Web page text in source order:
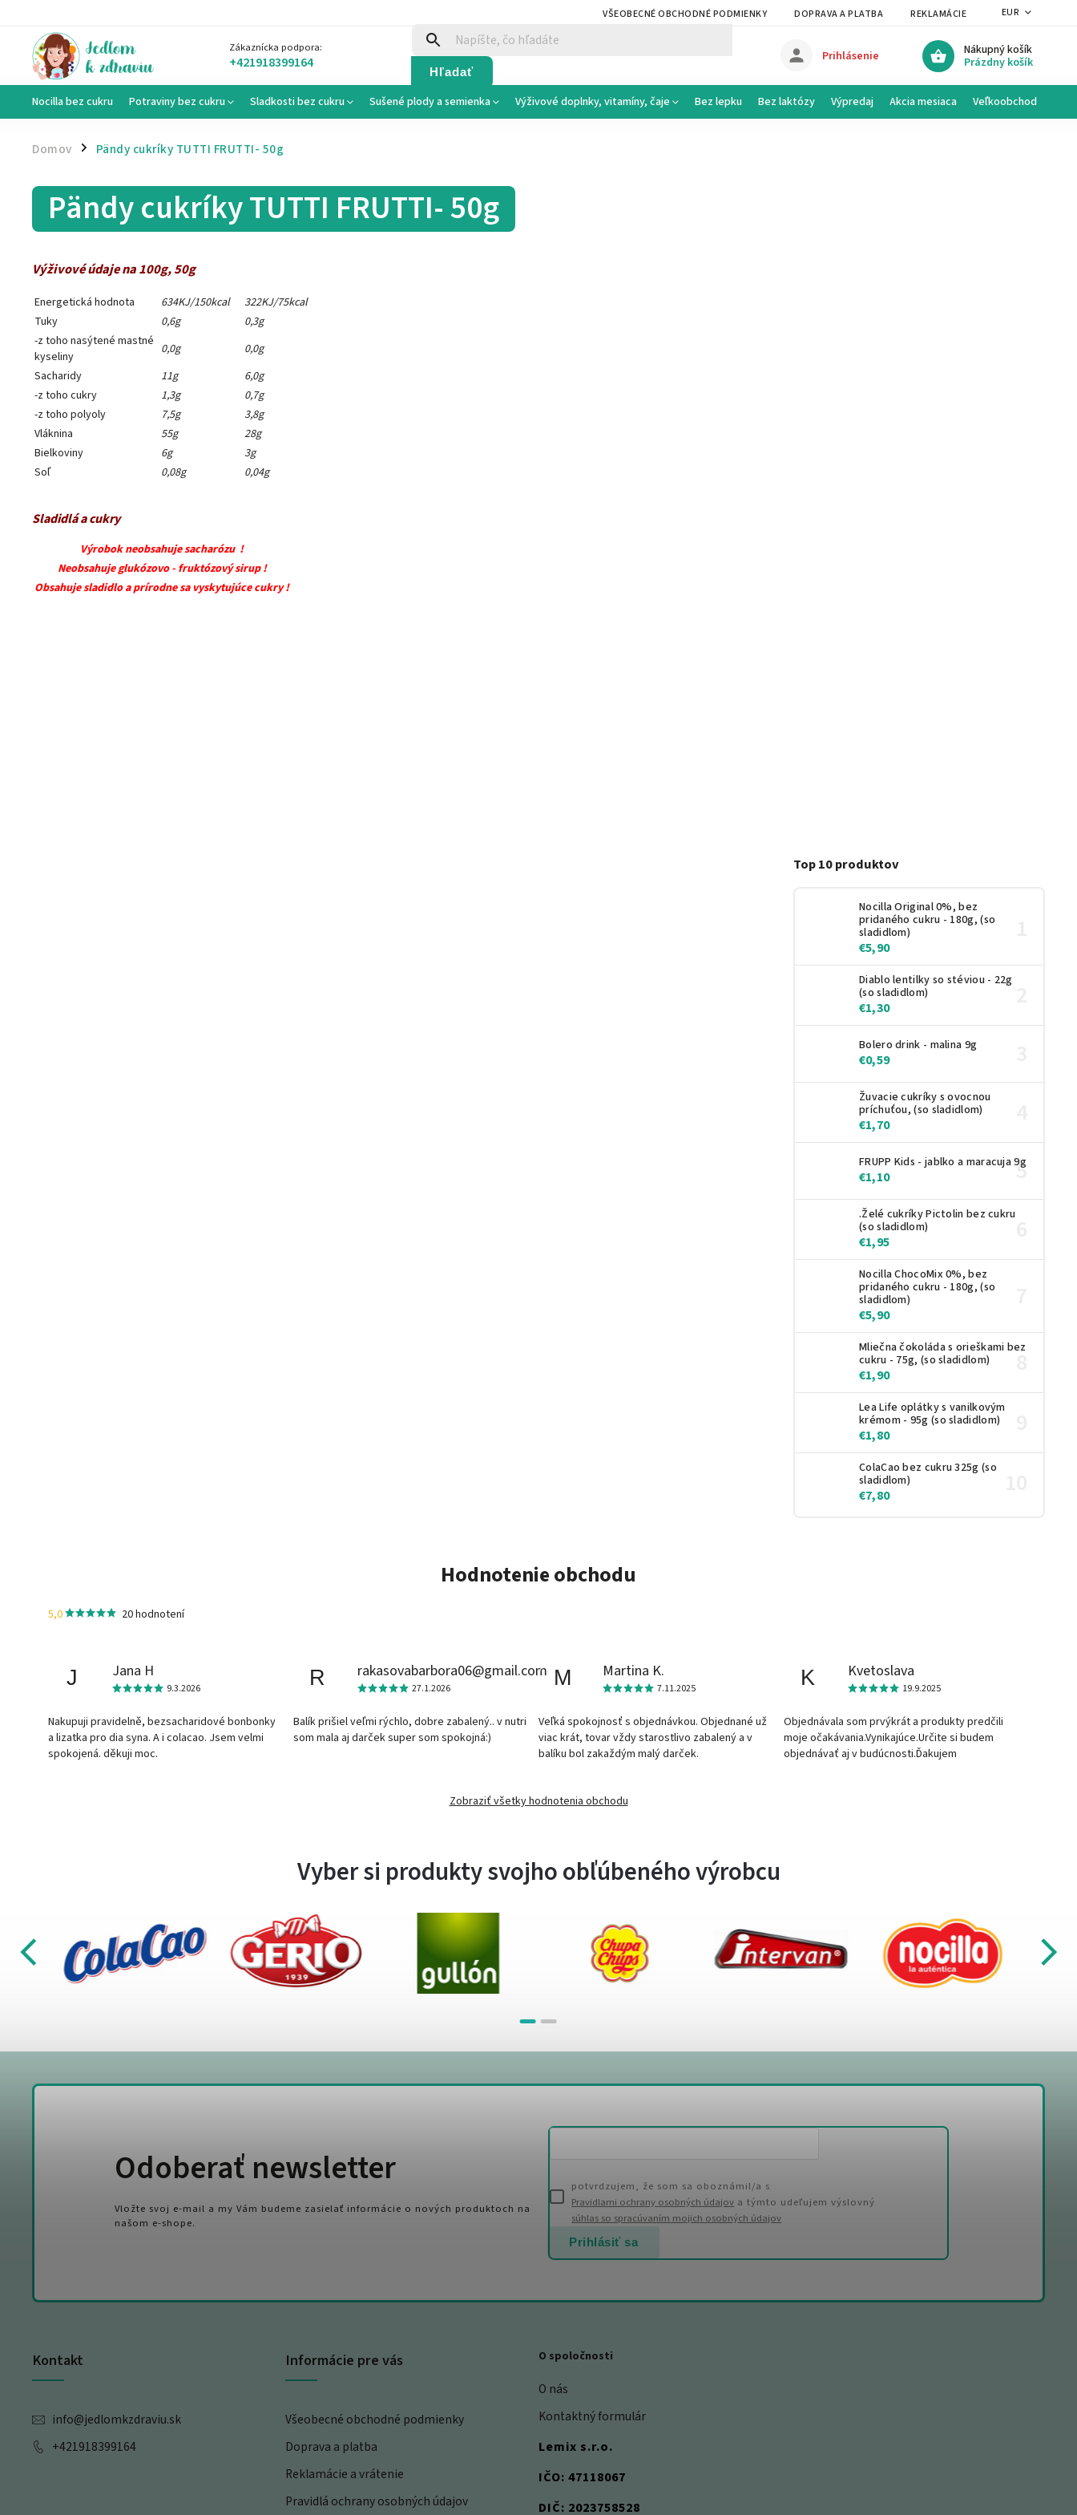
VŠEOBECNÉ OBCHODNÉ PODMIENKY DOPRAVA A PLATBA REKLAMÁCIE A VRÁTENIE
EUR
Zákaznícka podpora:
+421918399164 Hľadať
Nákupný košík
Prázdny košík
Prihlásenie
Nocilla bez cukru Potraviny bez cukru Sladkosti bez cukru Sušené plody a semienka Výživové doplnky, vitamíny, čaje Bez lepku Bez laktózy Výpredaj Akcia mesiaca Veľkoobchod
Domov / Pändy cukríky TUTTI FRUTTI- 50g
Top 10 produktov
Nocilla Original 0%, bez
pridaného cukru - 180g, (so
sladidlom)
€5,90
Diablo lentilky so stéviou - 22g
(so sladidlom)
€1,30
Bolero drink - malina 9g
€0,59
Žuvacie cukríky s ovocnou
príchuťou, (so sladidlom)
€1,70
FRUPP Kids - jablko a maracuja 9g
€1,10
.Želé cukríky Pictolin bez cukru
(so sladidlom)
€1,95
Nocilla ChocoMix 0%, bez
pridaného cukru - 180g, (so
sladidlom)
€5,90
Mliečna čokoláda s orieškami bez
cukru - 75g, (so sladidlom)
€1,90
Lea Life oplátky s vanilkovým
krémom - 95g (so sladidlom)
€1,80
ColaCao bez cukru 325g (so
sladidlom)
€7,80
Pändy cukríky TUTTI FRUTTI- 50g
Výživové údaje na 100g, 50g
Energetická hodnota 634KJ/150kcal
322KJ/75kcal
Tuky
0,6g
0,3g
-z toho nasýtené mastné
kyseliny
0,0g
0,0g
Sacharidy
11g
6,0g
-z toho cukry
1,3g
0,7g
-z toho polyoly
7,5g
3,8g
Vláknina
55g
28g
Bielkoviny
6g
3g
Soľ
0,08g 0,04g
Sladidlá a cukry
Výrobok neobsahuje sacharózu !
Neobsahuje glukózovo - fruktózový sirup !
Obsahuje sladidlo a prírodne sa vyskytujúce cukry !
Hodnotenie obchodu
5,0 20 hodnotení
J Jana H
9.3.2026
Nakupuji pravidelně, bezsacharidové bonbonky
a lizatka pro dia syna. A i colacao. Jsem velmi
spokojená. děkuji moc.
R rakasovabarbora06@gmail.com
27.1.2026
Balík prišiel veľmi rýchlo, dobre zabalený.. v nutri
som mala aj darček super som spokojná:)
M Martina K.
7.11.2025
Veľká spokojnosť s objednávkou. Objednané už
viac krát, tovar vždy starostlivo zabalený a v
balíku bol zakaždým malý darček.
K Kvetoslava
19.9.2025
Objednávala som prvýkrát a produkty predčili
moje očakávania.Vynikajúce.Určite si budem
objednávať aj v budúcnosti.Ďakujem
Zobraziť všetky hodnotenia obchodu
Vyber si produkty svojho obľúbeného výrobcu
Kontakt
info@jedlomkzdraviu.sk
+421918399164
Informácie pre vás
Všeobecné obchodné podmienky
Doprava a platba
Reklamácie a vrátenie
Pravidlá ochrany osobných údajov
O spoločnosti
O nás
Kontaktný formulár
Lemix s.r.o.
IČO: 47118067
DIČ: 2023758528
Odoberať newsletter
Vložte svoj e-mail a my Vám budeme zasielať informácie o nových produktoch na
našom e-shope.
potvrdzujem, že som sa oboznámil/a s
Pravidlami ochrany osobných údajov a týmto udeľujem výslovný
súhlas so spracúvaním mojich osobných údajov
Prihlásiť sa